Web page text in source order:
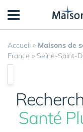
Accueil » Maisons de
France » Seine-Saint-
Santé
Panneau de gestion des